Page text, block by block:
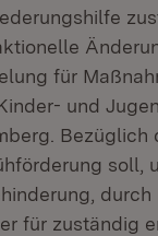
für
und
Bezüglich
soll,
für zuständig